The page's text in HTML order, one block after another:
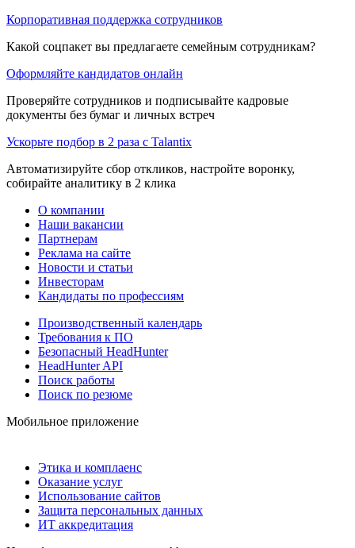
Корпоративная поддержка сотрудников
Какой соцпакет вы предлагаете семейным сотрудникам?
Оформляйте кандидатов онлайн
Проверяйте сотрудников и подписывайте кадровые
документы без бумаг и личных встреч
Ускорьте подбор в 2 раза с Talantix
Автоматизируйте сбор откликов, настройте воронку,
собирайте аналитику в 2 клика
О компании
Наши вакансии
Партнерам
Реклама на сайте
Новости и статьи
Инвесторам
Кандидаты по профессиям
Производственный календарь
Требования к ПО
Безопасный HeadHunter
HeadHunter API
Поиск работы
Поиск по резюме
Мобильное приложение
Этика и комплаенс
Оказание услуг
Использование сайтов
Защита персональных данных
ИТ аккредитация